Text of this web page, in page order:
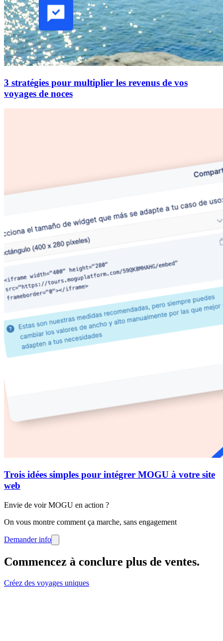
3 stratégies pour multiplier les revenus de vos
voyages de noces
Trois idées simples pour intégrer MOGU à votre site
web
Envie de voir MOGU en action ?
On vous montre comment ça marche, sans engagement
Demander info
Commencez à conclure plus de ventes.
Créez des voyages uniques